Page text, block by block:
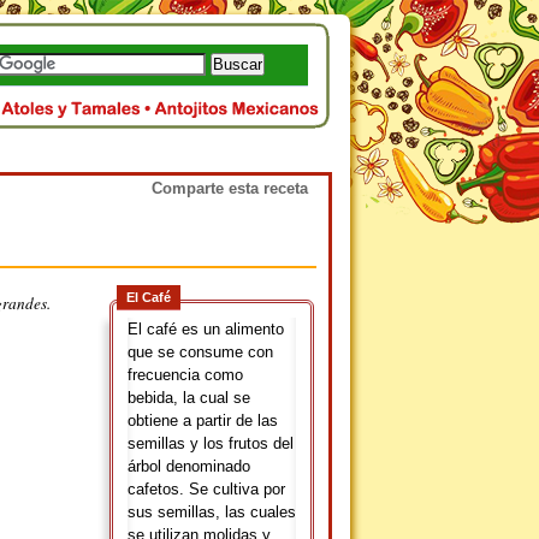
El Café
El café es un alimento
que se consume con
frecuencia como
bebida, la cual se
obtiene a partir de las
semillas y los frutos del
árbol denominado
cafetos. Se cultiva por
sus semillas, las cuales
se utilizan molidas y
Comparte esta receta